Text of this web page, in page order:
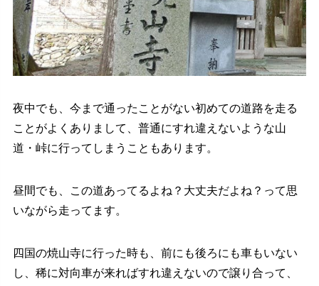
夜中でも、今まで通ったことがない初めての道路を走る
ことがよくありまして、普通にすれ違えないような山
道・峠に行ってしまうこともあります。
昼間でも、この道あってるよね？大丈夫だよね？って思
いながら走ってます。
四国の焼山寺に行った時も、前にも後ろにも車もいない
し、稀に対向車が来ればすれ違えないので譲り合って、